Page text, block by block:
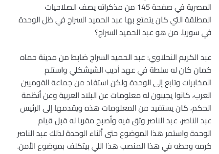
المصرية في صفحة 145 من مذكراته يصف الصلاحيات
المطلقة التي كان يتمتع بها عبد الحميد السراج في ظل الوحدة
في سوريا. من هو عبد الحميد السراج؟
عبد الكريم النحلاوي: عبد الحميد السراج ضابط من مدينة حماه
كمان كان له سلطة في عهد أديب الشيشكلي واستلم
المخابرات وتابع إلى الوحدة ولكن استفاد من جماعة القوميين
العرب، كانوا يجيبون له معلومات عن البلاد العربية وعن أنظمة
الحكم، كان يستفيد من المعلومات هذه ويقدمها إلى الرئيس
عبد الناصر، عبد الناصر وثق فيه وأصبح مقربا له قبل قيام
الوحدة واستمر هذا الموضوع حتى أثناء الوحدة لذلك عبد الناصر
كرمه وحطه في هذا المنصب هذا اللي بيتكلف بموضوع الأمن.